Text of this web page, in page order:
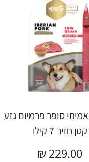
AMITY אמיתי סופר פרמיום גזע
קטן חזיר 7 קילו
₪ 229.00